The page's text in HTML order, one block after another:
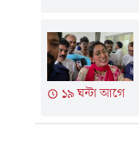
১৯ ঘন্টা আগে